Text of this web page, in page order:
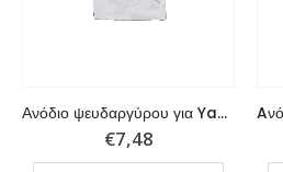
Ανόδιο ψευδαργύρου για Yamaha σειρά 6-8 HP
€7,48